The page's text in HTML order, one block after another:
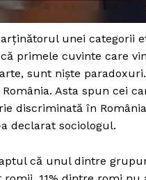
Un proiect
HOUSE
ROMÂNIA
unei categorii
primele cuvinte care
sunt niște
Asta spun cei
discriminată în
declarat sociologul.
că unul dintre